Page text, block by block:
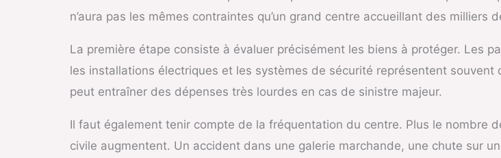
n’aura pas les mêmes contraintes qu’un grand centre accueillant des milliers
La première étape consiste à évaluer précisément les biens à protéger. Les
les installations électriques et les systèmes de sécurité représentent
peut entraîner des dépenses très lourdes en cas de sinistre majeur.
Il faut également tenir compte de la fréquentation du centre. Plus le nombre
civile augmentent. Un accident dans une galerie marchande, une chute sur